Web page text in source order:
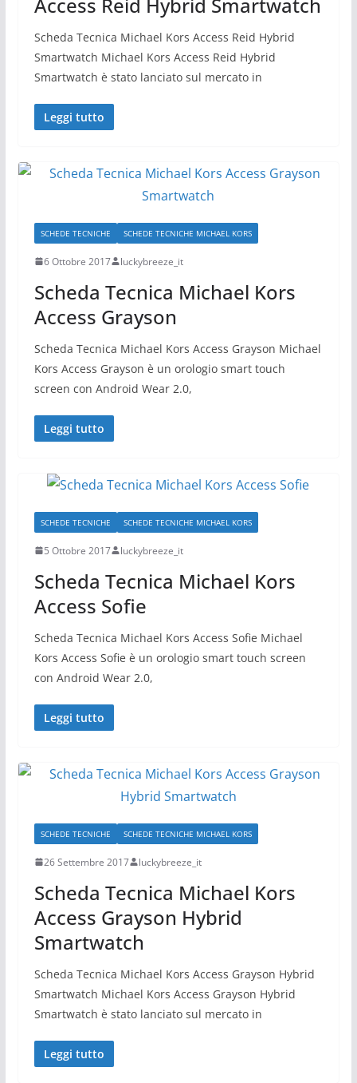
Scheda Tecnica Michael Kors Access Reid Hybrid
Smartwatch Michael Kors Access Reid Hybrid
Smartwatch è stato lanciato sul mercato in
Leggi tutto
SCHEDE TECNICHE SCHEDE TECNICHE MICHAEL KORS
6 Ottobre 2017 luckybreeze_it
Scheda Tecnica Michael Kors
Access Grayson
Scheda Tecnica Michael Kors Access Grayson Michael
Kors Access Grayson è un orologio smart touch
screen con Android Wear 2.0,
Leggi tutto
SCHEDE TECNICHE SCHEDE TECNICHE MICHAEL KORS
5 Ottobre 2017 luckybreeze_it
Scheda Tecnica Michael Kors
Access Sofie
Scheda Tecnica Michael Kors Access Sofie Michael
Kors Access Sofie è un orologio smart touch screen
con Android Wear 2.0,
Leggi tutto
SCHEDE TECNICHE SCHEDE TECNICHE MICHAEL KORS
26 Settembre 2017 luckybreeze_it
Scheda Tecnica Michael Kors
Access Grayson Hybrid
Smartwatch
Scheda Tecnica Michael Kors Access Grayson Hybrid
Smartwatch Michael Kors Access Grayson Hybrid
Smartwatch è stato lanciato sul mercato in
Leggi tutto